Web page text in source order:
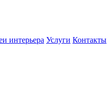
интерьера Услуги Контакты